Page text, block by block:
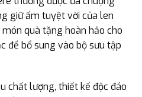
giữ ấm tuyệt vời của len
quà tặng hoàn hảo cho
để bổ sung vào bộ sưu tập
chất lượng, thiết kế độc đáo